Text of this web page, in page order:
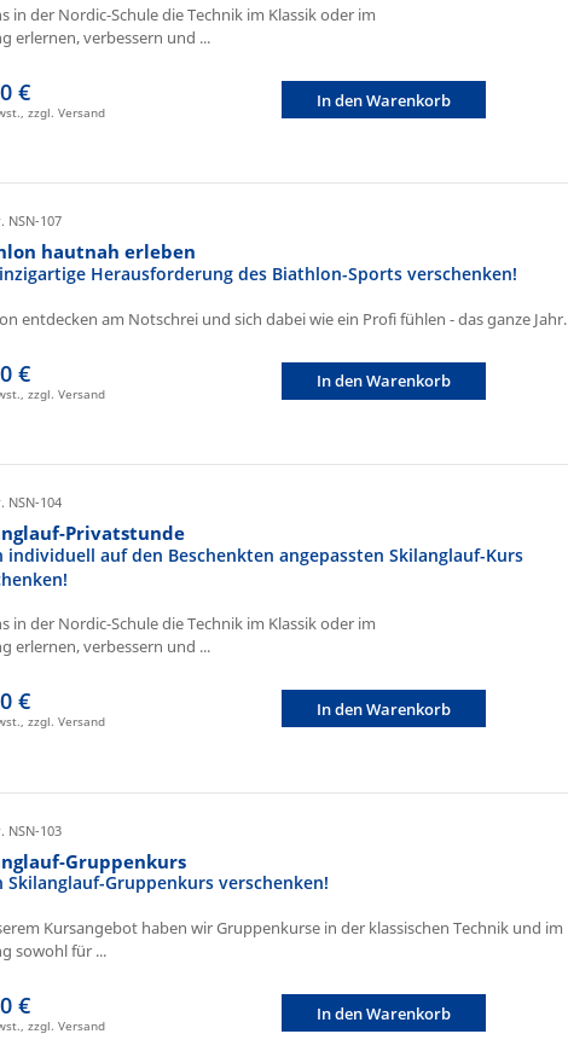
in der Nordic-Schule die Technik im Klassik oder im
erlernen, verbessern und ...
€
zzgl. Versand
In den Warenkorb
NSN-107
hautnah erleben
Herausforderung des Biathlon-Sports verschenken!
entdecken am Notschrei und sich dabei wie ein Profi fühlen - das ganze Jahr.
€
zzgl. Versand
In den Warenkorb
NSN-104
Privatstunde
individuell auf den Beschenkten angepassten Skilanglauf-Kurs
in der Nordic-Schule die Technik im Klassik oder im
erlernen, verbessern und ...
€
zzgl. Versand
In den Warenkorb
NSN-103
Gruppenkurs
Skilanglauf-Gruppenkurs verschenken!
Kursangebot haben wir Gruppenkurse in der klassischen Technik und im
sowohl für ...
€
zzgl. Versand
In den Warenkorb